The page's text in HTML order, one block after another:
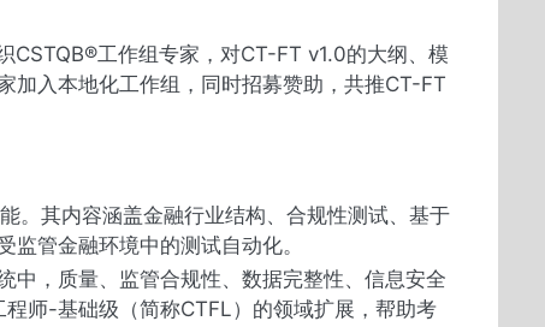
CSTQB®工作组专家，对CT-FT v1.0的大纲、模
加入本地化工作组，同时招募赞助，共推CT-FT
。其内容涵盖金融行业结构、合规性测试、基于
管金融环境中的测试自动化。
中，质量、监管合规性、数据完整性、信息安全
师-基础级（简称CTFL）的领域扩展，帮助考